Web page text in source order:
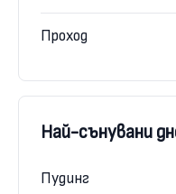
Проход
Най-сънувани
Пудинг